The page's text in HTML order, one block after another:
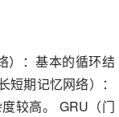
）：基本的循环结
期记忆网络）：
较高。 GRU（门